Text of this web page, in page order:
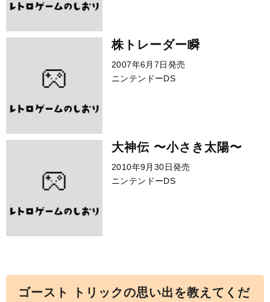
株トレーダー瞬
2007年6月7日発売
ニンテンドーDS
大神伝 〜小さき太陽〜
2010年9月30日発売
ニンテンドーDS
ゴースト トリックの思い出を教えてくだ